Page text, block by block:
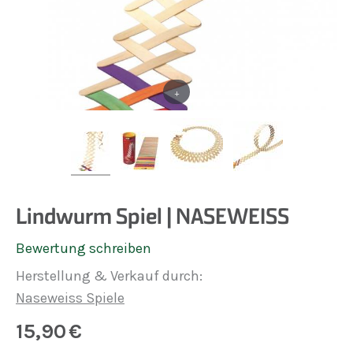
+
Lindwurm Spiel | NASEWEISS
Bewertung schreiben
Herstellung & Verkauf durch:
Naseweiss Spiele
15,90€